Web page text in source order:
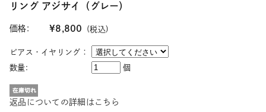
リング アジサイ（グレー）
価格: ¥8,800 (税込)
ピアス・イヤリング：
数量:
個
返品についての詳細はこちら